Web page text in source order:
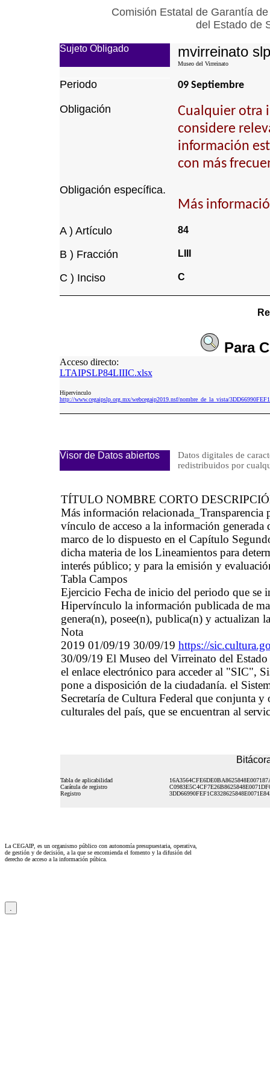
Comisión Estatal de Garantía
del Estado de
Sujeto Obligado mvirreinato slp
Museo del Virreinato
Periodo 09 Septiembre
Obligación
Cualquier otra
considere
información
con más
Obligación específica.
Más
A ) Artículo 84
B ) Fracción LIII
C ) Inciso C
Para
Acceso directo:
LTAIPSLP84LIIIC.xlsx
Hipervinculo
http://www.cegaipslp.org.mx/webcegaip2019.nsf/nombre_de_la_vista/
Visor de Datos abiertos
Datos digitales de
redistribuidos por
TÍTULO NOMBRE CORTO
Más información
vínculo de acceso a la información
marco de lo dispuesto en el Capítulo
dicha materia de los Lineamientos para
interés público; y para la emisión y
Tabla Campos
Ejercicio Fecha de inicio del periodo que se
Hipervínculo la información publicada de
genera(n), posee(n), publica(n) y actualizan
Nota
2019 01/09/19 30/09/19 https://
30/09/19 El Museo del Virreinato del
el enlace electrónico para acceder al "SIC",
pone a disposición de la ciudadanía. el
Secretaría de Cultura Federal que conjunta
culturales del país, que se encuentran al
Tabla de aplicabilidad
Carátula de registro
Registro
La CEGAIP, es un organismo público con autonomía presupuestaria, operativa,
de gestión y de decisión, a la que se encomienda el fomento y la difusión del
derecho de acceso a la información púbica.